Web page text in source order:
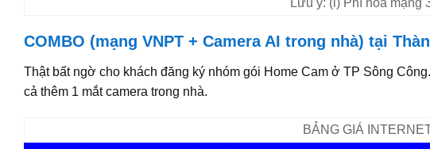
COMBO (mạng VNPT + Camera AI trong nhà) tại
Thật bất ngờ cho khách đăng ký nhóm gói Home Cam ở TP Sông
cả thêm 1 mắt camera trong nhà.
BẢNG GIÁ